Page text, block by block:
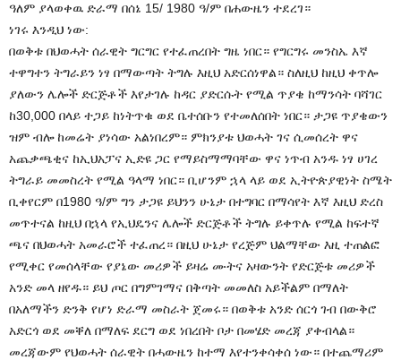
ዓለም ያላወቀዉ ድራማ በሰኔ 15/ 1980 ዓ/ም በሐውዜን ተደረገ።
ነገሩ እንዲህ ነው:
በወቅቱ በህወሓት ሰራዊት ግርግር የተፈጠረበት ግዜ ነበር። የግርግሩ መንስኤ እኛ
ተዋግተን ትግራይን ነፃ በማውጣት ትግሉ እዚህ አድርሰነዋል። ስለዚህ ከዚህ ቀጥሎ
ያለውን ሌሎች ድርጅቶች እየታገሉ ከዳር ያድርሱት የሚል ጥያቄ ከማንሳት ባሻገር
ከ30,000 በላይ ተጋይ ከነትጥቁ ወደ ቤተሰቡን የተመለሰበት ነበር። ታጋዩ ጥያቄውን
ዝም ብሎ ከመሬት ያነሳው አልነበረም። ምክንያቱ ህወሓት ገና ሲመሰረት ዋና
አጨቃጫቂና ከኢህአፓና ኢድዩ ጋር የማይስማማባቸው ዋና ነጥብ አንዱ ነፃ ሀገረ
ትግራይ መመስረት የሚል ዓላማ ነበር። ቢሆንም ኋላ ላይ ወደ ኢትዮጵያዊነት ስሜት
ቢቀየርም በ1980 ዓ/ም ግን ታጋዩ ይህንን ሁኔታ በተግባር በማሳየት እኛ እዚህ ድረስ
መጥተናል ከዚህ በኋላ የኢህዴንና ሌሎች ድርጅቶች ትግሉ ይቀጥሉ የሚል ከፍተኛ
ጫና በህወሓት አመራሮች ተፈጠረ። በዚህ ሁኔታ የረጅም ህልማቸው እዚ ተጠልፎ
የሚቀር የመሰላቸው የያኔው መሪዎች ይዛሬ ሙትና አዛውንት የድርጅቱ መሪዎች
አንድ መላ ዘየዱ። ይህ ጦር በግምገማና በቅጣት መመለስ አይችልም በማለት
በአለማችን ድንቅ የሆነ ድራማ መስራት ጀመሩ። በወቅቱ አንድ ሰርጎ ገብ በውቅሮ
አድርጎ ወደ መቐለ በማለፍ ደርግ ወደ ነበረበት ቦታ በመሄድ መረጃ ያቀብላል።
መረጃውም የህወሓት ሰራዊት በሓውዜን ከተማ እየተንቀሳቀሰ ነው። በተጨማሪም